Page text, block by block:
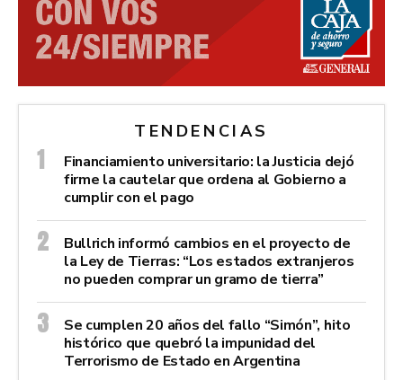
TENDENCIAS
Financiamiento universitario: la Justicia dejó
firme la cautelar que ordena al Gobierno a
cumplir con el pago
Bullrich informó cambios en el proyecto de
la Ley de Tierras: “Los estados extranjeros
no pueden comprar un gramo de tierra”
Se cumplen 20 años del fallo “Simón”, hito
histórico que quebró la impunidad del
Terrorismo de Estado en Argentina